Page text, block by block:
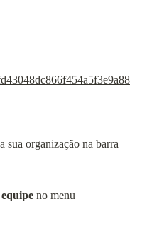
sua organização na barra
no menu